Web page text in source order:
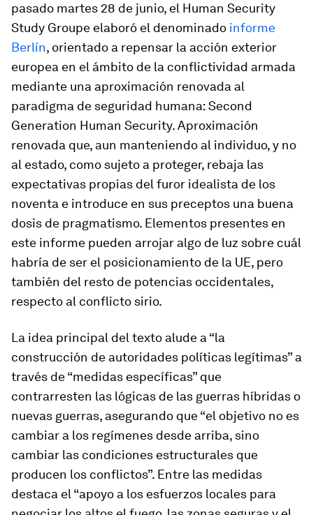
pasado martes 28 de junio, el Human Security
Study Groupe elaboró el denominado informe
Berlín, orientado a repensar la acción exterior
europea en el ámbito de la conflictividad armada
mediante una aproximación renovada al
paradigma de seguridad humana: Second
Generation Human Security. Aproximación
renovada que, aun manteniendo al individuo, y no
al estado, como sujeto a proteger, rebaja las
expectativas propias del furor idealista de los
noventa e introduce en sus preceptos una buena
dosis de pragmatismo. Elementos presentes en
este informe pueden arrojar algo de luz sobre cuál
habría de ser el posicionamiento de la UE, pero
también del resto de potencias occidentales,
respecto al conflicto sirio.
La idea principal del texto alude a “la
construcción de autoridades políticas legítimas” a
través de “medidas específicas” que
contrarresten las lógicas de las guerras híbridas o
nuevas guerras, asegurando que “el objetivo no es
cambiar a los regímenes desde arriba, sino
cambiar las condiciones estructurales que
producen los conflictos”. Entre las medidas
destaca el “apoyo a los esfuerzos locales para